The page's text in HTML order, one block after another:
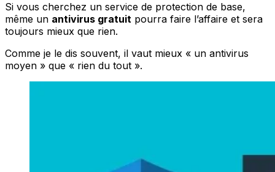
Si vous cherchez un service de protection de base,
même un antivirus gratuit pourra faire l’affaire et sera
toujours mieux que rien.
Comme je le dis souvent, il vaut mieux « un antivirus
moyen » que « rien du tout ».